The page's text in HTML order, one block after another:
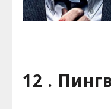
12 .